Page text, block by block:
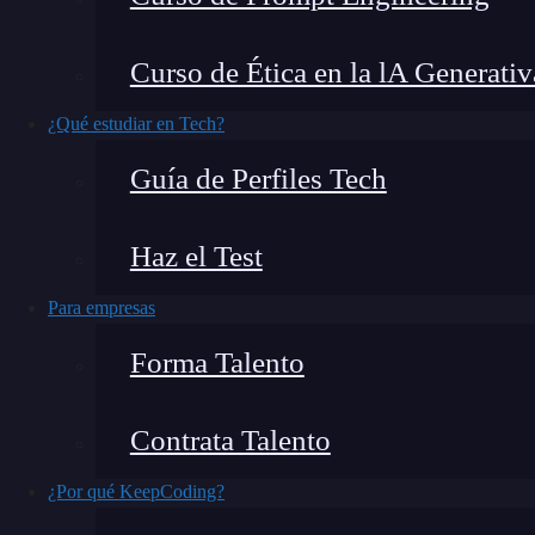
Curso de Ética en la lA
¿Qué estudiar en Tech?
Guía de Perfiles Tech
Haz el Test
Para empresas
Forma Talento
Contrata Talento
¿Por qué KeepCoding?
Big Nerd en España…
Aprender de los mejores en el Big Nerd Ranch
Big Nerd en España…